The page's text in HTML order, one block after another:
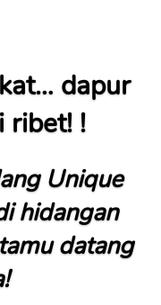
dapur
ribet! !
Unique
hidangan
datang